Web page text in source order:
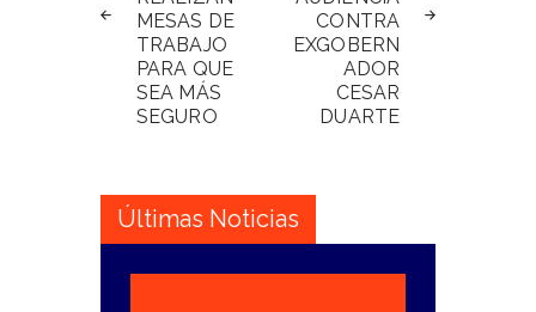
MESAS DE
TRABAJO
PARA QUE
SEA MÁS
SEGURO
CONTRA
EXGOBERN
ADOR
CESAR
DUARTE
Últimas Noticias